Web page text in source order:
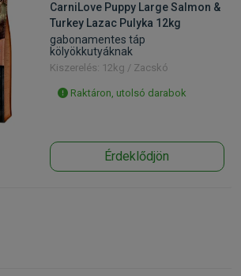
CarniLove Puppy Large Salmon &
Turkey Lazac Pulyka 12kg
gabonamentes táp
kölyökkutyáknak
Kiszerelés: 12kg / Zacskó
Raktáron, utolsó darabok
Érdeklődjön